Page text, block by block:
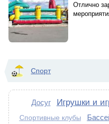
Отлично
Спорт
Досуг Игрушки и
Спортивные клубы